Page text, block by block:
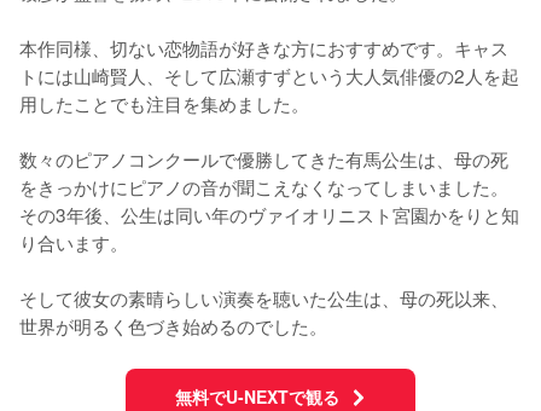
本作同様、切ない恋物語が好きな方におすすめです。キャス
トには山崎賢人、そして広瀬すずという大人気俳優の2人を起
用したことでも注目を集めました。
数々のピアノコンクールで優勝してきた有馬公生は、母の死
をきっかけにピアノの音が聞こえなくなってしまいました。
その3年後、公生は同い年のヴァイオリニスト宮園かをりと知
り合います。
そして彼女の素晴らしい演奏を聴いた公生は、母の死以来、
世界が明るく色づき始めるのでした。
無料でU-NEXTで観る